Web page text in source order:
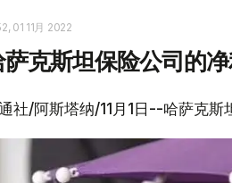
01 11月 2022
萨克斯坦保险公司的净
社/阿斯塔纳/11月1日--哈萨克斯